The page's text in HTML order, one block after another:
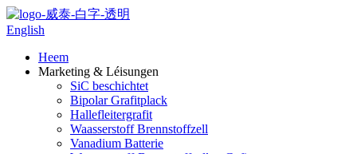
English
Heem
Marketing & Léisungen
SiC beschichtet
Bipolar Grafitplack
Hallefleitergrafit
Waasserstoff Brennstoffzell
Vanadium Batterie